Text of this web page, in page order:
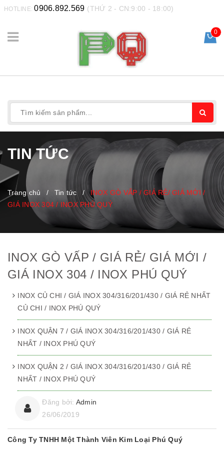
HOTLINE:0906.892.569 (THỨ 2 - CN:9:00 - 18:00)
0
TIN TỨC
Trang chủ / Tin tức /
INOX GÒ VẤP / GIÁ RẺ/ GIÁ MỚI /
GIÁ INOX 304 / INOX PHÚ QUÝ
INOX GÒ VẤP / GIÁ RẺ/ GIÁ MỚI /
GIÁ INOX 304 / INOX PHÚ QUÝ
INOX CỦ CHI / GIÁ INOX 304/316/201/430 / GIÁ RẺ NHẤT
CỦ CHI / INOX PHÚ QUÝ
INOX QUẬN 7 / GIÁ INOX 304/316/201/430 / GIÁ RẺ
NHẤT / INOX PHÚ QUÝ
INOX QUẬN 2 / GIÁ INOX 304/316/201/430 / GIÁ RẺ
NHẤT / INOX PHÚ QUÝ
Đăng bởi: Admin
26/06/2019
Công Ty TNHH Một Thành Viên Kim Loại Phú Quý